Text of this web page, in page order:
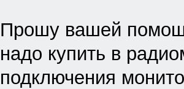
Прошу вашей
надо купить в
подключения